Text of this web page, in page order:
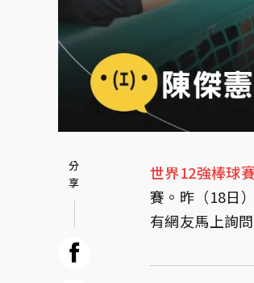
世界12強棒球
賽。昨（18日
有網友馬上詢